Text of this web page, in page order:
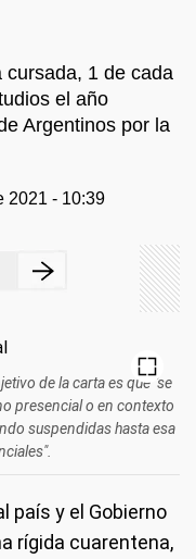
cursada, 1 de cada
el año
Argentinos por la
2021 - 10:39
de la carta es que "se
presencial o en contexto
suspendidas hasta esa
país y el Gobierno
rígida cuarentena,